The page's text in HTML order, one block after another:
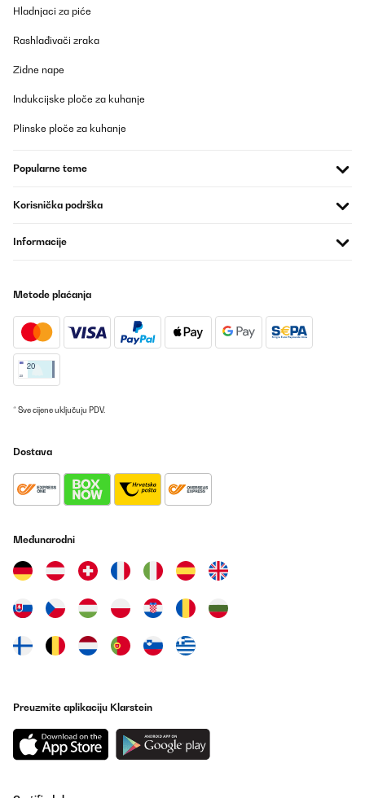
Hladnjaci za piće
Rashlađivači zraka
Zidne nape
Indukcijske ploče za kuhanje
Plinske ploče za kuhanje
Popularne teme
Korisnička podrška
Informacije
Metode plaćanja
* Sve cijene uključuju PDV.
Dostava
Međunarodni
Preuzmite aplikaciju Klarstein